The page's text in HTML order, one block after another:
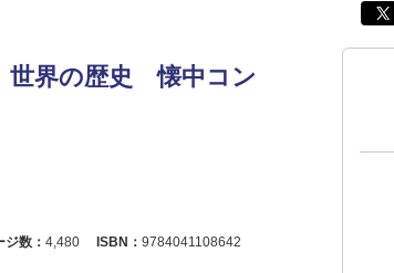
界の歴史 懐中コン
ジ数： 4,480 ISBN： 9784041108642